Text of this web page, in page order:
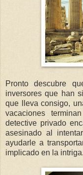
Pronto descubre
inversores que han
que lleva consigo,
vacaciones
detective privado
asesinado al
ayudarle a
implicado en la intriga.